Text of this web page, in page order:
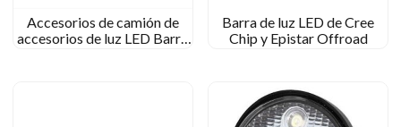
Accesorios de camión de
accesorios de luz LED Barra
Barra de luz LED de Cree
Chip y Epistar Offroad